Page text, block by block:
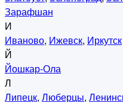
Зарафшан
И
Иваново, Ижевск, Иркутск
Й
Йошкар-Ола
Л
Липецк, Люберцы,